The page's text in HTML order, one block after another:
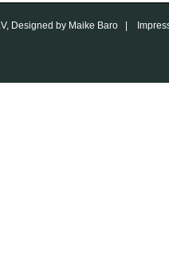
Designed by Maike Baro |